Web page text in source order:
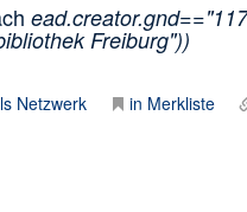
Freiburg"))
Netzwerk in Merkliste